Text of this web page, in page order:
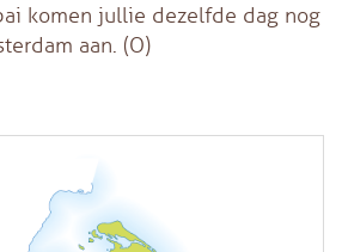
komen jullie dezelfde dag nog
aan. (O)